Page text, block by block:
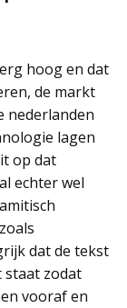
hoog en dat
de markt
nederlanden
lagen
op dat
echter wel
dat de tekst
staat zodat
vooraf en